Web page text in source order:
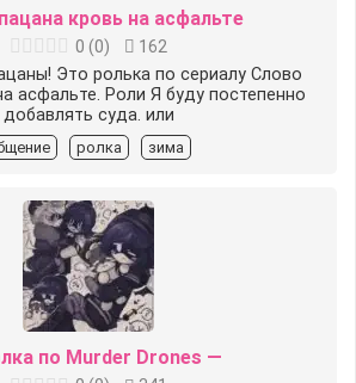
кровь на асфальте
0 (0)
162
Это ролька по сериалу Слово
асфальте. Роли Я буду постепенно
добавлять суда. или
ролка зима
по Murder Drones —